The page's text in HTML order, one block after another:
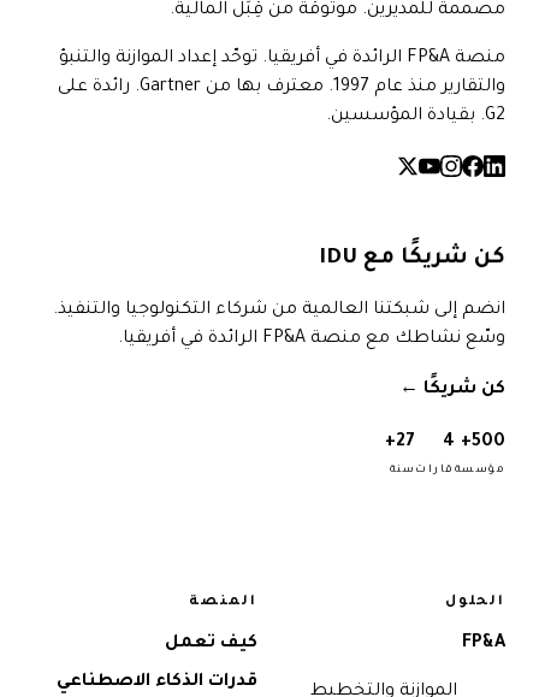
مصممة للمديرين. موثوقة من قِبَل المالية.
منصة FP&A الرائدة في أفريقيا. توحّد إعداد الموازنة والتنبؤ
والتقارير منذ عام 1997. معترف بها من Gartner. رائدة على
G2. بقيادة المؤسسين.
كن شريكًا مع IDU
انضم إلى شبكتنا العالمية من شركاء التكنولوجيا والتنفيذ.
وسّع نشاطك مع منصة FP&A الرائدة في أفريقيا.
كن شريكًا →
500+
مؤسسة
4
قارات
27+
سنة
الحلول
FP&A
الموازنة والتخطيط
المنصة
كيف تعمل
قدرات الذكاء الاصطناعي